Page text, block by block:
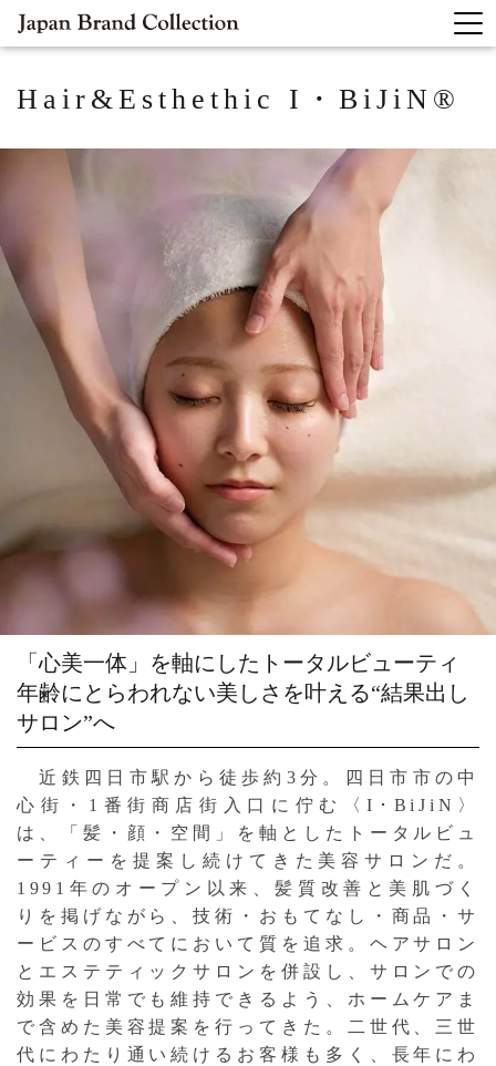
Hair&Esthethic I・BiJiN®
「心美一体」を軸にしたトータルビューティ
年齢にとらわれない美しさを叶える“結果出し
サロン”へ
近鉄四日市駅から徒歩約3分。四日市市の中
心街・1番街商店街入口に佇む〈I･BiJiN〉
は、「髪・顔・空間」を軸としたトータルビュ
ーティーを提案し続けてきた美容サロンだ。
1991年のオープン以来、髪質改善と美肌づく
りを掲げながら、技術・おもてなし・商品・サ
ービスのすべてにおいて質を追求。ヘアサロン
とエステティックサロンを併設し、サロンでの
効果を日常でも維持できるよう、ホームケアま
で含めた美容提案を行ってきた。二世代、三世
代にわたり通い続けるお客様も多く、長年にわ